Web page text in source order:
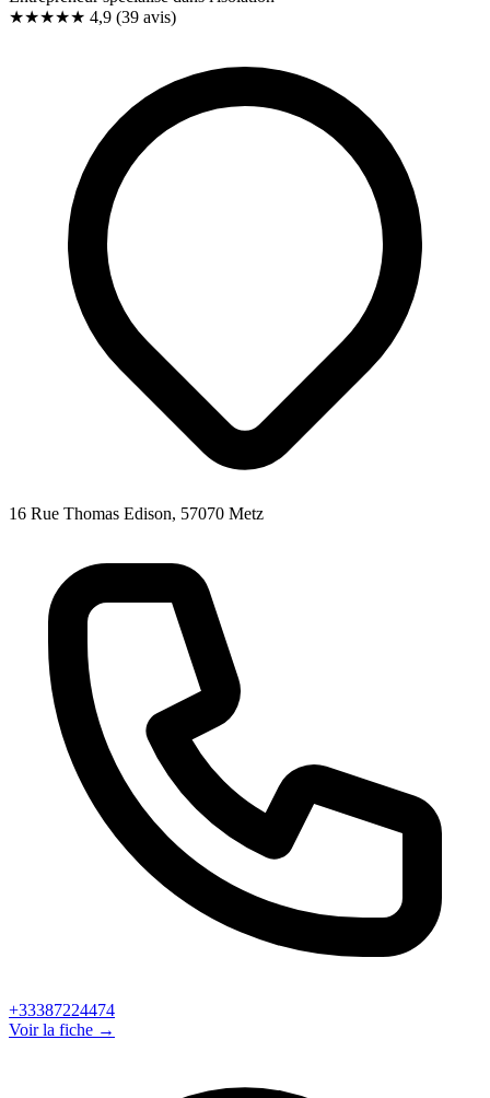
★★★★★ 4,9 (39 avis)
16 Rue Thomas Edison, 57070 Metz
+33387224474
Voir la fiche →